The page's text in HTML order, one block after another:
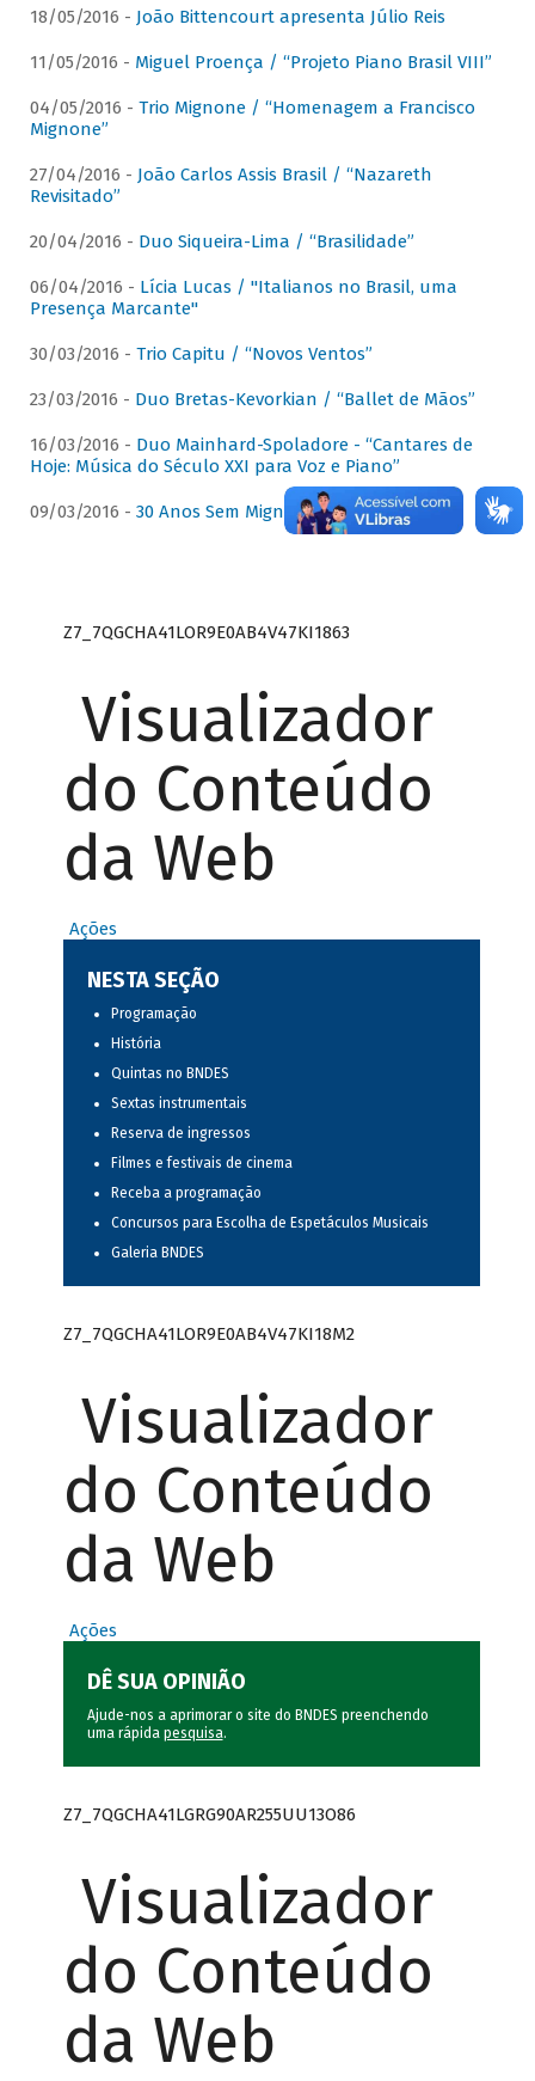
18/05/2016 - João Bittencourt apresenta Júlio Reis
11/05/2016 - Miguel Proença / “Projeto Piano Brasil VIII”
04/05/2016 - Trio Mignone / “Homenagem a Francisco
Mignone”
27/04/2016 - João Carlos Assis Brasil / “Nazareth
Revisitado”
20/04/2016 - Duo Siqueira-Lima / “Brasilidade”
06/04/2016 - Lícia Lucas / "Italianos no Brasil, uma
Presença Marcante"
30/03/2016 - Trio Capitu / “Novos Ventos”
23/03/2016 - Duo Bretas-Kevorkian / “Ballet de Mãos”
16/03/2016 - Duo Mainhard-Spoladore - “Cantares de
Hoje: Música do Século XXI para Voz e Piano”
09/03/2016 - 30 Anos Sem Mignone
Z7_7QGCHA41LOR9E0AB4V47KI1863
Visualizador
do Conteúdo
da Web
Ações
NESTA SEÇÃO
Programação
História
Quintas no BNDES
Sextas instrumentais
Reserva de ingressos
Filmes e festivais de cinema
Receba a programação
Concursos para Escolha de Espetáculos Musicais
Galeria BNDES
Z7_7QGCHA41LOR9E0AB4V47KI18M2
Visualizador
do Conteúdo
da Web
Ações
DÊ SUA OPINIÃO
Ajude-nos a aprimorar o site do BNDES preenchendo
uma rápida pesquisa.
Z7_7QGCHA41LGRG90AR255UU13O86
Visualizador
do Conteúdo
da Web